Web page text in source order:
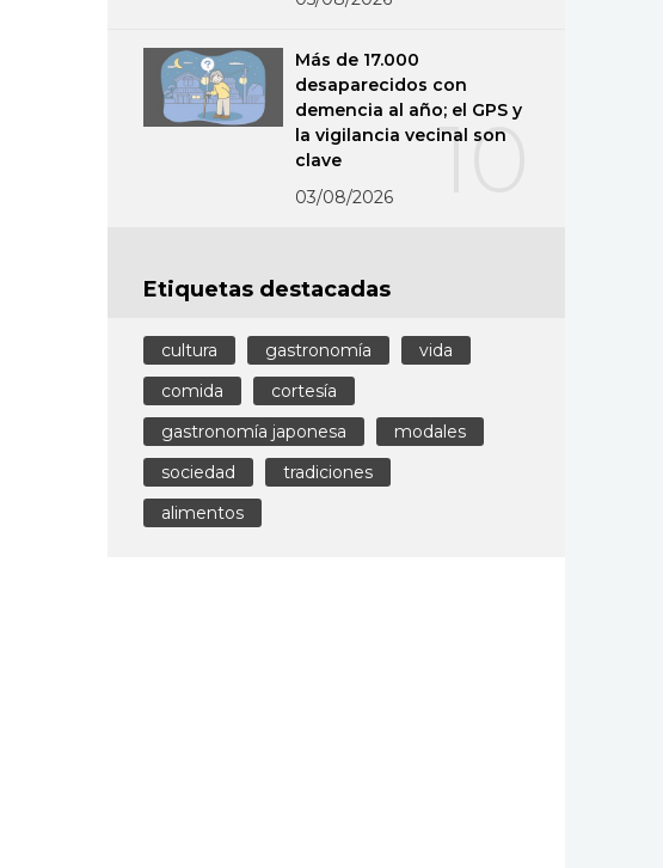
10
Más de 17.000
desaparecidos con
demencia al año; el GPS y
la vigilancia vecinal son
clave
03/08/2026
Etiquetas destacadas
cultura gastronomía
vida
comida
cortesía
gastronomía japonesa
modales
sociedad
tradiciones
alimentos